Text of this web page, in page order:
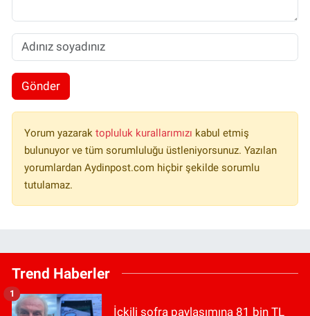
Gönder
Yorum yazarak topluluk kurallarımızı kabul etmiş
bulunuyor ve tüm sorumluluğu üstleniyorsunuz. Yazılan
yorumlardan Aydinpost.com hiçbir şekilde sorumlu
tutulamaz.
Trend Haberler
İçkili sofra paylaşımına 81 bin TL
1